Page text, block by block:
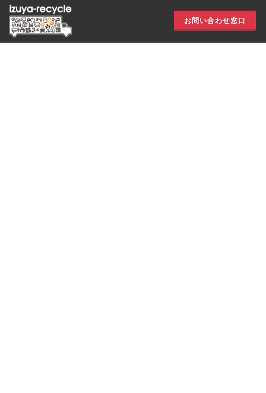
お問い合わせ窓口